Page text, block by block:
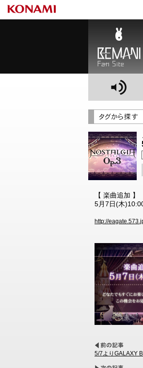
【 楽曲追加 】
5月7日(木
http://
5/7よりGALAXY